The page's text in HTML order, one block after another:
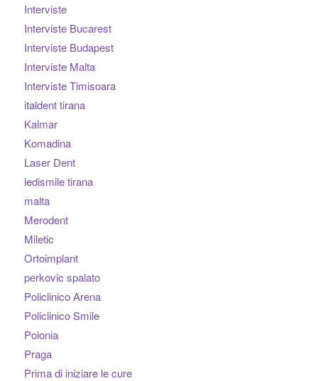
Interviste
Interviste Bucarest
Interviste Budapest
Interviste Malta
Interviste Timisoara
italdent tirana
Kalmar
Komadina
Laser Dent
ledismile tirana
malta
Merodent
Miletic
Ortoimplant
perkovic spalato
Policlinico Arena
Policlinico Smile
Polonia
Praga
Prima di iniziare le cure